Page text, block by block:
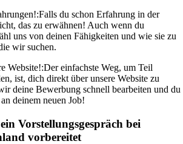
Falls du schon Erfahrung in der
das zu erwähnen! Auch wenn du
uns von deinen Fähigkeiten und wie sie zu
wir suchen.
Website!:Der einfachste Weg, um Teil
ist, dich direkt über unsere Website zu
deine Bewerbung schnell bearbeiten und du
deinem neuen Job!
Vorstellungsgespräch bei
vorbereitet